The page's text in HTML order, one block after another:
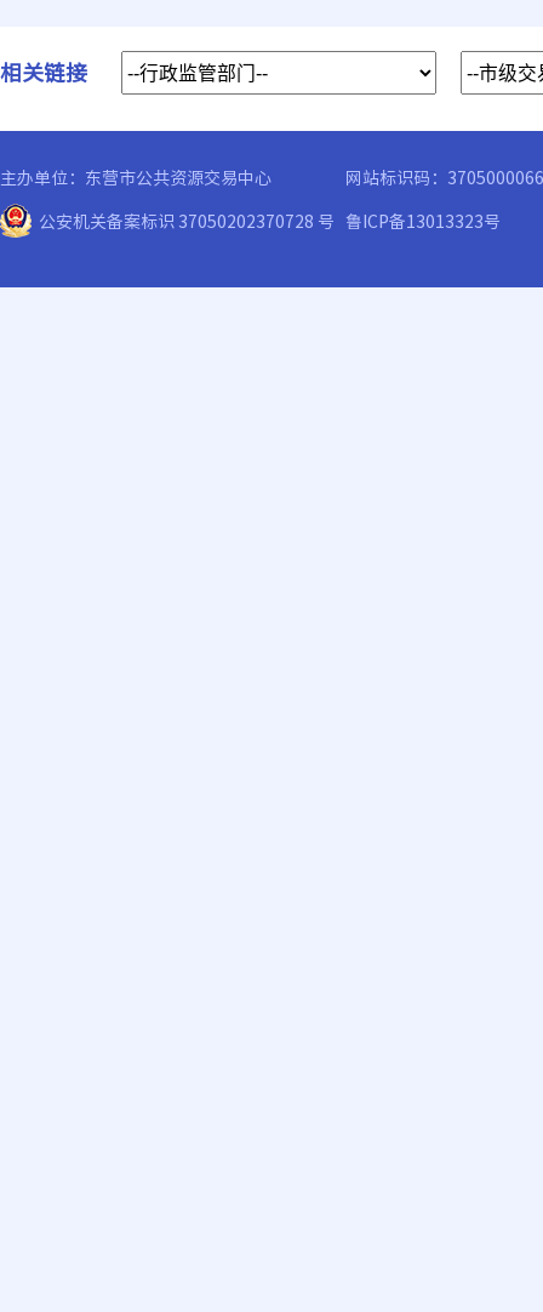
相关链接
主办单位：东营市公共资源交易中心
网站标识码：3705000066
公安机关备案标识 37050202370728 号 鲁ICP备13013323号